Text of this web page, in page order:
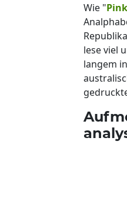
Wie "
lese viel
langem